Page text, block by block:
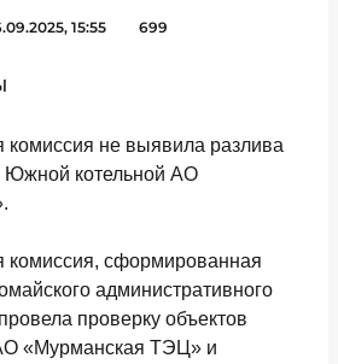
15:55 699
не выявила разлива
Южной котельной АО
комиссия, сформированная
административного
проверку объектов
«Мурманская ТЭЦ» и